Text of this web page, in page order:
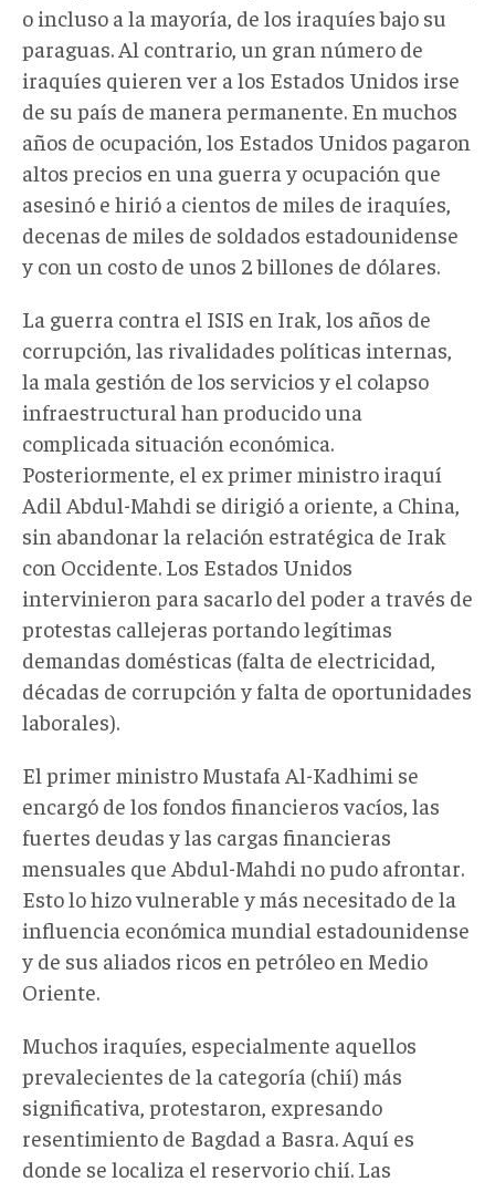
o incluso a la mayoría, de los iraquíes bajo su
paraguas. Al contrario, un gran número de
iraquíes quieren ver a los Estados Unidos irse
de su país de manera permanente. En muchos
años de ocupación, los Estados Unidos pagaron
altos precios en una guerra y ocupación que
asesinó e hirió a cientos de miles de iraquíes,
decenas de miles de soldados estadounidense
y con un costo de unos 2 billones de dólares.
La guerra contra el ISIS en Irak, los años de
corrupción, las rivalidades políticas internas,
la mala gestión de los servicios y el colapso
infraestructural han producido una
complicada situación económica.
Posteriormente, el ex primer ministro iraquí
Adil Abdul-Mahdi se dirigió a oriente, a China,
sin abandonar la relación estratégica de Irak
con Occidente. Los Estados Unidos
intervinieron para sacarlo del poder a través de
protestas callejeras portando legítimas
demandas domésticas (falta de electricidad,
décadas de corrupción y falta de oportunidades
laborales).
El primer ministro Mustafa Al-Kadhimi se
encargó de los fondos financieros vacíos, las
fuertes deudas y las cargas financieras
mensuales que Abdul-Mahdi no pudo afrontar.
Esto lo hizo vulnerable y más necesitado de la
influencia económica mundial estadounidense
y de sus aliados ricos en petróleo en Medio
Oriente.
Muchos iraquíes, especialmente aquellos
prevalecientes de la categoría (chií) más
significativa, protestaron, expresando
resentimiento de Bagdad a Basra. Aquí es
donde se localiza el reservorio chií. Las